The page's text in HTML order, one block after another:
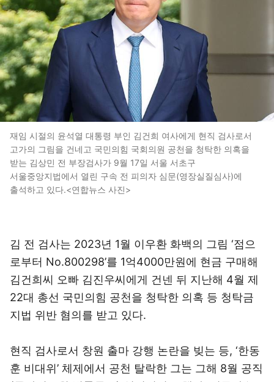
재임 시절의 윤석열 대통령 부인 김건희 여사에게 현직 검사로서
고가의 그림을 건네고 국민의힘 국회의원 공천을 청탁한 의혹을
받는 김상민 전 부장검사가 9월 17일 서울 서초구
서울중앙지법에서 열린 구속 전 피의자 심문(영장실질심사)에
출석하고 있다.<연합뉴스 사진>
김 전 검사는 2023년 1월 이우환 화백의 그림 ‘점으
로부터 No.800298’를 1억4000만원에 현금 구매해
김건희씨 오빠 김진우씨에게 건넨 뒤 지난해 4월 제
22대 총선 국민의힘 공천을 청탁한 의혹 등 청탁금
지법 위반 혐의를 받고 있다.
현직 검사로서 창원 출마 강행 논란을 빚는 등, ‘한동
훈 비대위’ 체제에서 공천 탈락한 그는 그해 8월 공직